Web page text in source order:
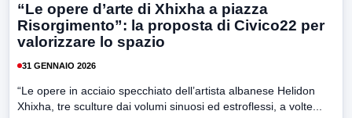
“Le opere d’arte di Xhixha a piazza
Risorgimento”: la proposta di Civico22 per
valorizzare lo spazio
31 GENNAIO 2026
“Le opere in acciaio specchiato dell’artista albanese Helidon
Xhixha, tre sculture dai volumi sinuosi ed estroflessi, a volte...